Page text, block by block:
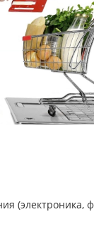
(электроника,